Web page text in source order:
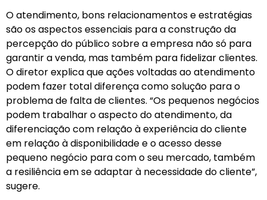
O atendimento, bons relacionamentos e estratégias
são os aspectos essenciais para a construção da
percepção do público sobre a empresa não só para
garantir a venda, mas também para fidelizar clientes.
O diretor explica que ações voltadas ao atendimento
podem fazer total diferença como solução para o
problema de falta de clientes. “Os pequenos negócios
podem trabalhar o aspecto do atendimento, da
diferenciação com relação à experiência do cliente
em relação à disponibilidade e o acesso desse
pequeno negócio para com o seu mercado, também
a resiliência em se adaptar à necessidade do cliente”,
sugere.